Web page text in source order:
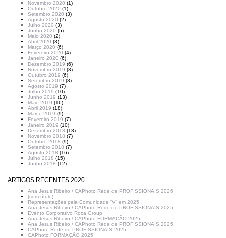
Novembro 2020 (1)
Outubro 2020 (1)
Setembro 2020 (3)
Agosto 2020 (2)
Julho 2020 (3)
Junho 2020 (5)
Maio 2020 (2)
Abril 2020 (3)
Março 2020 (6)
Fevereiro 2020 (4)
Janeiro 2020 (6)
Dezembro 2019 (6)
Novembro 2019 (3)
Outubro 2019 (6)
Setembro 2019 (8)
Agosto 2019 (7)
Julho 2019 (10)
Junho 2019 (13)
Maio 2019 (16)
Abril 2019 (18)
Março 2019 (9)
Fevereiro 2019 (7)
Janeiro 2019 (10)
Dezembro 2018 (13)
Novembro 2018 (7)
Outubro 2018 (9)
Setembro 2018 (7)
Agosto 2018 (16)
Julho 2018 (15)
Junho 2018 (12)
ARTIGOS RECENTES 2020
Ana Jesus Ribeiro / CAPhoto Rede de PROFISSIONAIS 2026
(sem título)
Representações pela Comunidade “V” em 2025
Ana Jesus Ribeiro / CAPhoto Rede de PROFISSIONAIS 2025
Evento Corporativo Roca Group
Ana Jesus Ribeiro / CAPhoto FORMAÇÃO 2025
Ana Jesus Ribeiro / CAPhoto Rede de PROFISSIONAIS 2025
CAPhoto Rede de PROFISSIONAIS 2025
CAPhoto FORMAÇÃO 2025